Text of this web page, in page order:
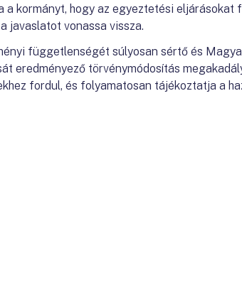
kormányt, hogy az egyeztetési eljárásokat
javaslatot vonassa vissza.
függetlenségét súlyosan sértő és
eredményező törvénymódosítás
fordul, és folyamatosan tájékoztatja a